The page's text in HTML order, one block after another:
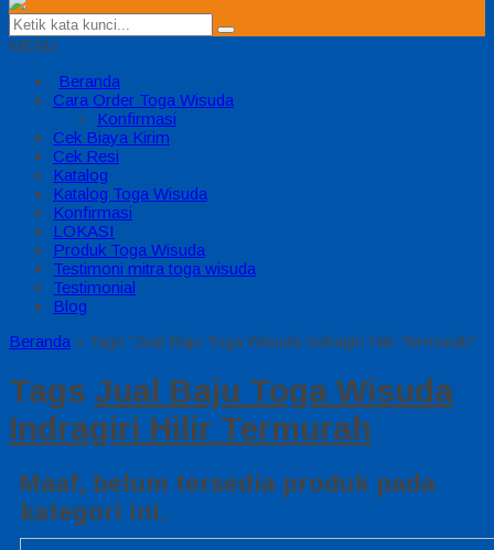
MENU
Beranda
Cara Order Toga Wisuda
Konfirmasi
Cek Biaya Kirim
Cek Resi
Katalog
Katalog Toga Wisuda
Konfirmasi
LOKASI
Produk Toga Wisuda
Testimoni mitra toga wisuda
Testimonial
Blog
Beranda » Tags "Jual Baju Toga Wisuda Indragiri Hilir Termurah"
Tags Jual Baju Toga Wisuda
Indragiri Hilir Termurah
Maaf, belum tersedia produk pada
kategori ini.